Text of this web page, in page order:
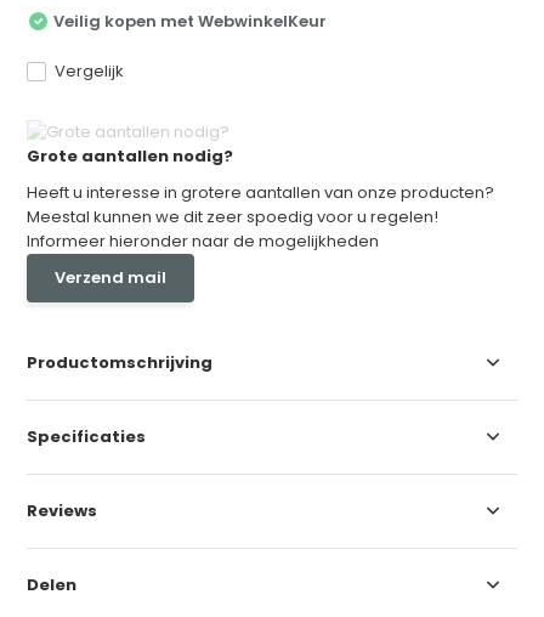
Veilig kopen met WebwinkelKeur
Vergelijk
Grote aantallen nodig?
Heeft u interesse in grotere aantallen van onze producten?
Meestal kunnen we dit zeer spoedig voor u regelen!
Informeer hieronder naar de mogelijkheden
Verzend mail
Productomschrijving
Specificaties
Reviews
Delen